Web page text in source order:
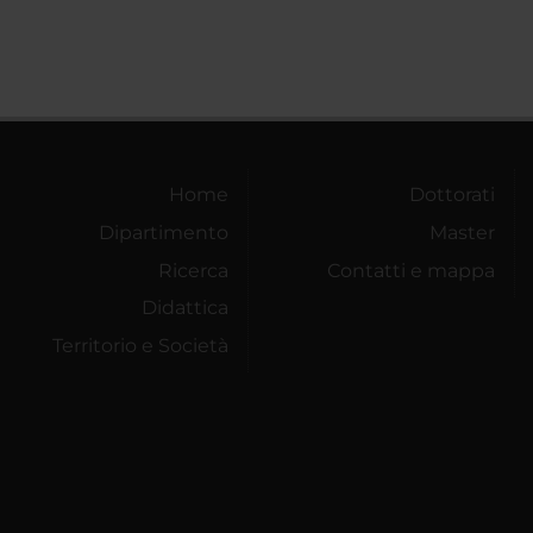
Home
Dipartimento
Ricerca
Didattica
Territorio e Società
Dottorati
Master
Contatti e mappa